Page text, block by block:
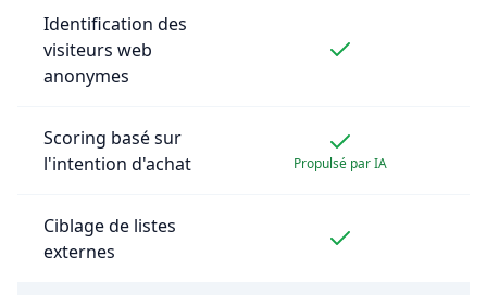
Identification des
visiteurs web
anonymes
Scoring basé sur
l'intention d'achat
Propulsé par IA
Ciblage de listes
externes